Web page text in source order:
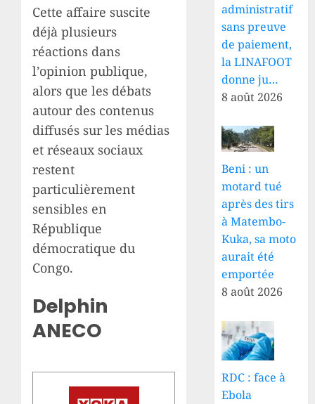
Cette affaire suscite
déjà plusieurs
réactions dans
l’opinion publique,
alors que les débats
autour des contenus
diffusés sur les médias
et réseaux sociaux
restent
particulièrement
sensibles en
République
démocratique du
Congo.
Delphin
ANECO
administratif
sans preuve
de paiement,
la LINAFOOT
donne ju…
8 août 2026
Beni : un
motard tué
après des tirs
à Matembo-
Kuka, sa moto
aurait été
emportée
8 août 2026
RDC : face à
Ebola